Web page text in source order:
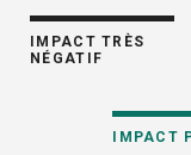
IMPACT TRÈS
NÉGATIF
IMPACT